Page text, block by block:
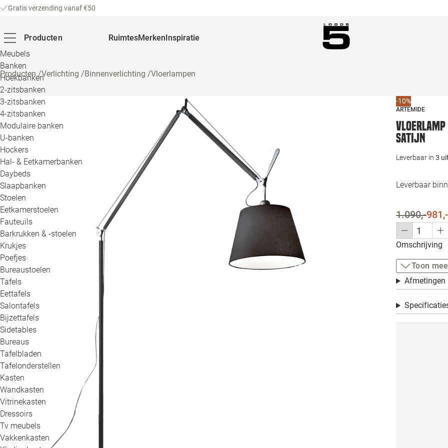
Gratis verzending vanaf €50
Producten
Meubels
Banken
Hoekbanken
2-zitsbanken
3-zitsbanken
4-zitsbanken
Modulaire banken
U-banken
Hockers
Hal- & Eetkamerbanken
Daybeds
Slaapbanken
Stoelen
Eetkamerstoelen
Fauteuils
Barkrukken & -stoelen
Krukjes
Poefjes
Bureaustoelen
Tafels
Eettafels
Salontafels
Bijzettafels
Sidetables
Bureaus
Tafelbladen
Tafelonderstellen
Kasten
Wandkasten
Vitrinekasten
Dressoirs
Tv meubels
Vakkenkasten
RuimtesMerkenInspiratie
Producten/Verlichting /Binnenverlichting /Vloerlampen
-10%
ARTEMIDE
Vloerlamp
satijn
Leverbaar in 3
Leverbaar
1.090,-981,-
Omschrijving
Toon
Afmetingen